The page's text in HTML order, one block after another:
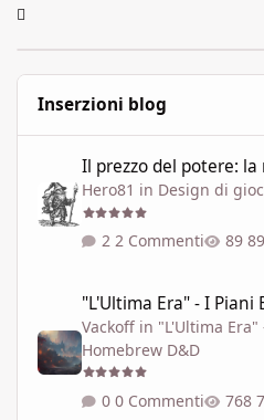
Inserzioni blog
Il prezzo del potere: la
Hero81 in Design di
2 Commenti
"L'Ultima Era" - I Piani
Vackoff in "L'Ultima
Homebrew D&D
0 Commenti